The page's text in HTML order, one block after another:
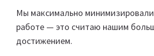
Мы максимально
работе — это считаю нашим
достижением.